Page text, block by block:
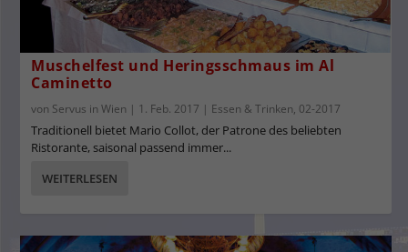
Muschelfest und Heringsschmaus im Al
Caminetto
von Servus in Wien | 1. Feb. 2017 | Essen & Trinken, 02-2017
Traditionell bietet Mario Collot, der Patrone des beliebten
Ristorante, saisonal passend immer...
WEITERLESEN